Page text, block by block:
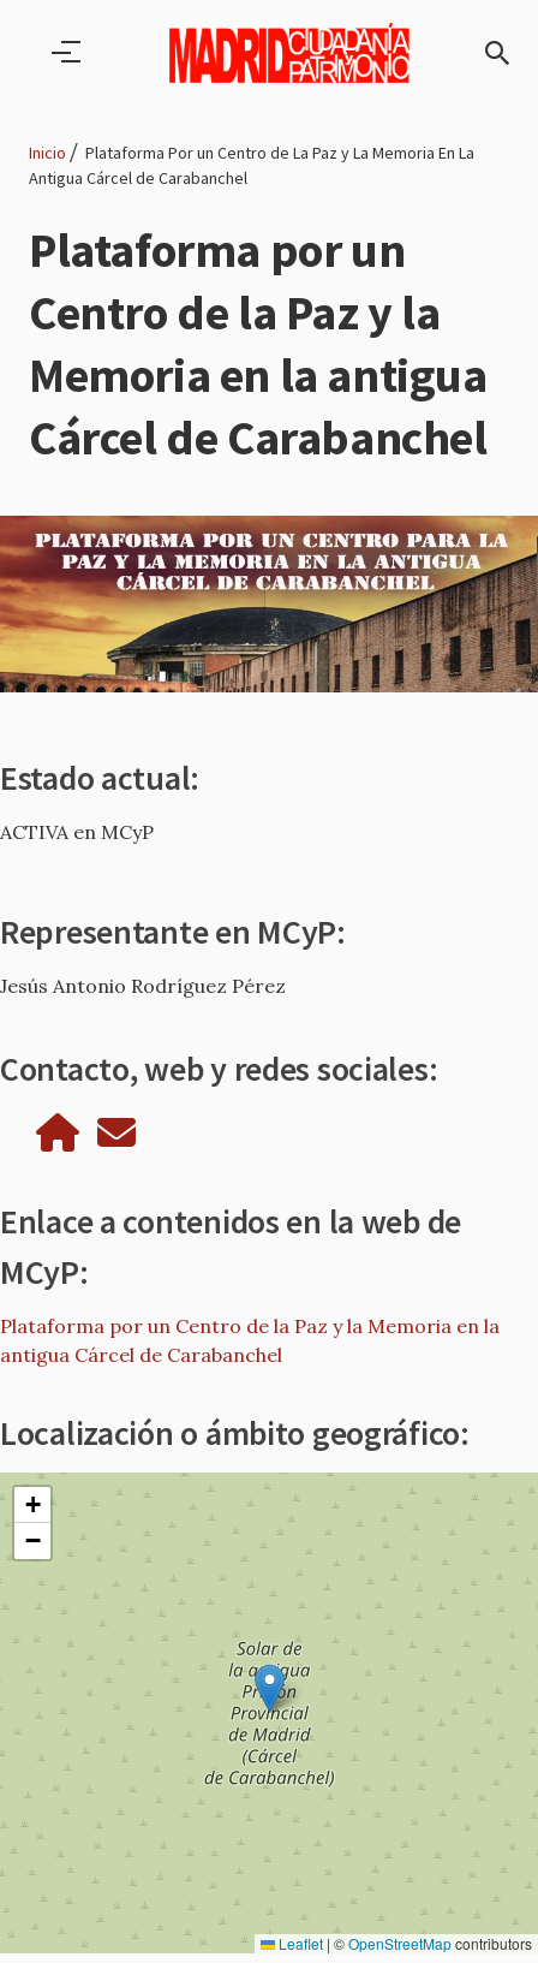
de
navegación
Inicio
Plataforma Por un Centro de La Paz y La Memoria En La
Antigua Cárcel de Carabanchel
Plataforma por un
Centro de la Paz y la
Memoria en la antigua
Cárcel de Carabanchel
Estado actual:
ACTIVA en MCyP
Representante en MCyP:
Jesús Antonio Rodríguez Pérez
Contacto, web y redes sociales:
Enlace a contenidos en la web de
MCyP:
Plataforma por un Centro de la Paz y la Memoria en la
antigua Cárcel de Carabanchel
Localización o ámbito geográfico:
+
−
Leaflet | ©OpenStreetMapcontributors